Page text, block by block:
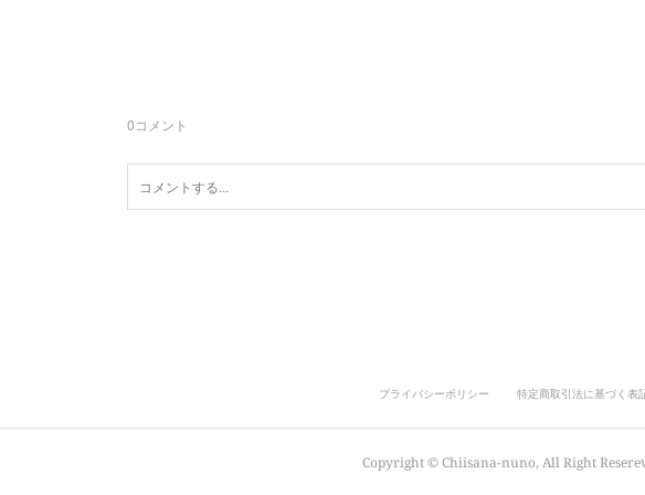
0コメント
プライバシーポリシー 特定商取引法に基づく表
Copyright ©︎ Chiisana-nuno, All Right